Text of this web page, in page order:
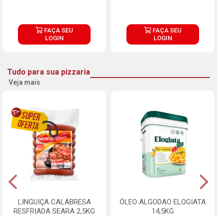
FAÇA SEU
LOGIN
FAÇA SEU
LOGIN
Tudo para sua pizzaria
Veja mais
LINGUIÇA CALABRESA
RESFRIADA SEARA 2,5KG
ÓLEO ALGODAO ELOGIATA
14,5KG